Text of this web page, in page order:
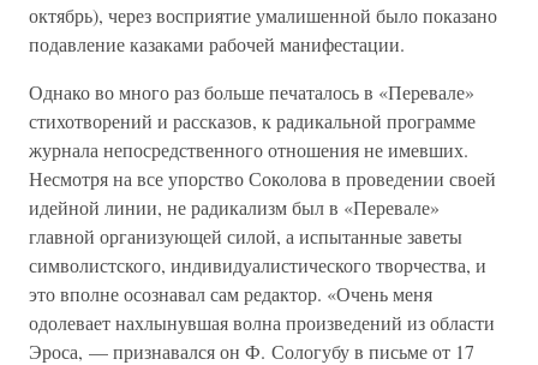
октябрь), через восприятие умалишенной было показано
подавление казаками рабочей манифестации.
Однако во много раз больше печаталось в «Перевале»
стихотворений и рассказов, к радикальной программе
журнала непосредственного отношения не имевших.
Несмотря на все упорство Соколова в проведении своей
идейной линии, не радикализм был в «Перевале»
главной организующей силой, а испытанные заветы
символистского, индивидуалистического творчества, и
это вполне осознавал сам редактор. «Очень меня
одолевает нахлынувшая волна произведений из области
Эроса, — признавался он Ф. Сологубу в письме от 17